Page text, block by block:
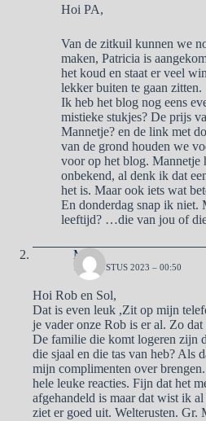
Hoi PA,
Van de zitkuil kunnen we
maken, Patricia is
het koud en staat er veel
lekker buiten te gaan zitten.
Ik heb het blog nog eens
mistieke stukjes? De prijs
Mannetje? en de link met
van de grond houden we
voor op het blog. Mannetje
onbekend, al denk ik dat
het is. Maar ook iets wat
En donderdag snap ik niet.
leeftijd? …die van jou of
Ma
1 AUGUSTUS 2023 – 00:50
Hoi Rob en Sol,
Dat is even leuk ,Zit op mijn
je vader onze Rob is er al. Zo
De familie die komt logeren zijn
die sjaal en die tas van heb? Als
mijn complimenten over
hele leuke reacties. Fijn dat het
afgehandeld is maar dat wist ik
ziet er goed uit. Welterusten. Gr.